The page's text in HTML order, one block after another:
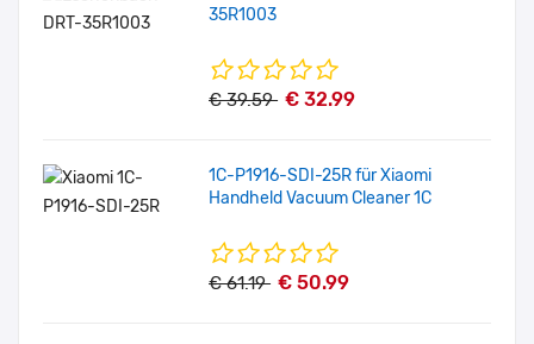
35R1003
€ 39.59 € 32.99
1C-P1916-SDI-25R für Xiaomi
Handheld Vacuum Cleaner 1C
€ 61.19 € 50.99